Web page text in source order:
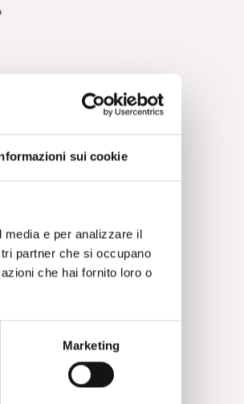
sui cookie
e per analizzare il
partner che si occupano
che hai fornito loro o
Marketing